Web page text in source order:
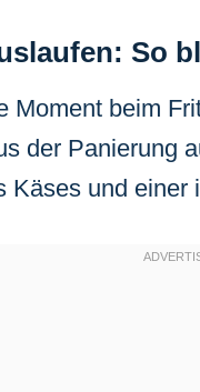
So
Moment beim
der Panierung
Käses und